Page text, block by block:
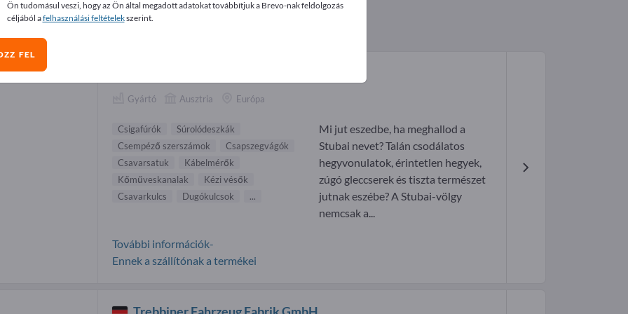
beszállítók (4)
Gyártó Ausztria Európa
Csigafúrók
Súrolódeszkák
Csempéző szerszámok
Csapszegvágók
Csavarsatuk
Kábelmérők
Kőműveskanalak
Kézi vésők
Csavarkulcs
Dugókulcsok ...
Mi jut eszedbe, ha meghallod a
Stubai nevet? Talán csodálatos
hegyvonulatok, érintetlen hegyek,
zúgó gleccserek és tiszta természet
jutnak eszébe? A Stubai-völgy
nemcsak a...
További információk-
Ennek a szállítónak a termékei
Ön tudomásul veszi, hogy az Ön által megadott adatokat továbbítjuk a Brevo-nak feldolgozás
céljából afelhasználási feltételekszerint.
FEL